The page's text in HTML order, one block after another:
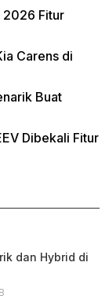
2026 Fitur
Carens di
Buat
Dibekali Fitur
dan Hybrid di